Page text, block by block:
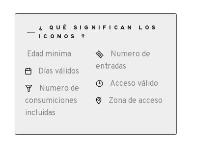
¿ QUÉ SIGNIFICAN LOS
ICONOS ?
Edad minima
Días válidos
Numero de
consumiciones
incluidas
Numero de
entradas
Acceso válido
Zona de acceso